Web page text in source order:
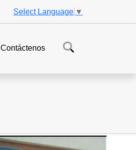
Select Language ▼
Contáctenos